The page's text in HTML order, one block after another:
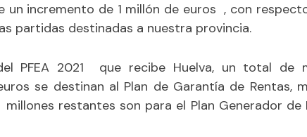
un incremento de 1 millón de euros , con
partidas destinadas a nuestra provincia.
PFEA 2021 que recibe Huelva, un total de
se destinan al Plan de Garantía de Rentas,
restantes son para el Plan Generador de